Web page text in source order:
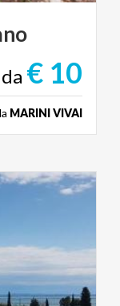
da € 10
MARINI VIVAI